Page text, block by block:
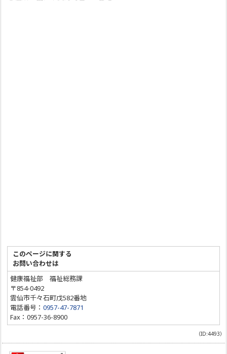
このページに関する
お問い合わせは
健康福祉部 福祉総務課
〒854-0492
雲仙市千々石町戊582番地
電話番号：0957-47-7871
Fax：0957-36-8900
（ID:4493）